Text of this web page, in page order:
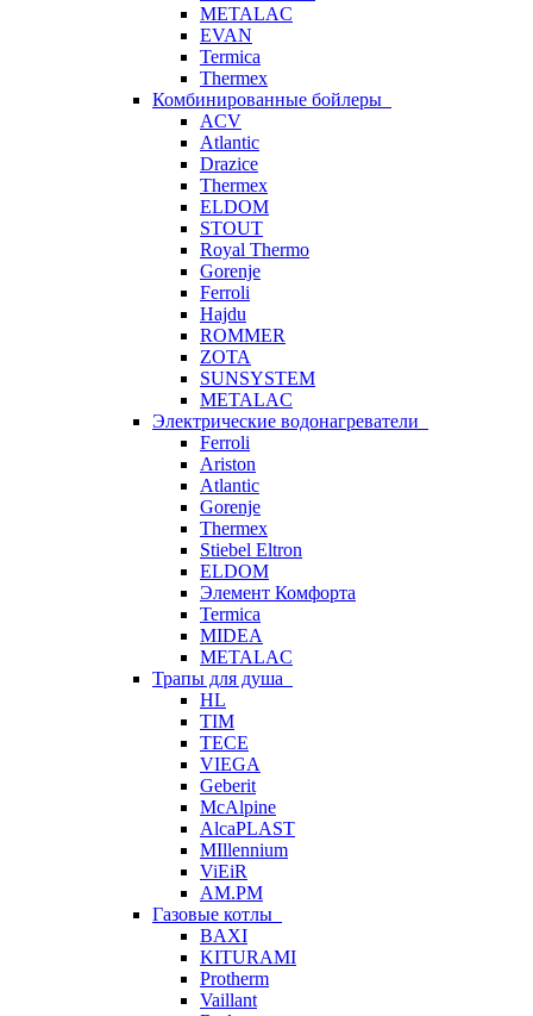
METALAC
EVAN
Termica
Thermex
Комбинированные бойлеры
ACV
Atlantic
Drazice
Thermex
ELDOM
STOUT
Royal Thermo
Gorenje
Ferroli
Hajdu
ROMMER
ZOTA
SUNSYSTEM
METALAC
Электрические водонагреватели
Ferroli
Ariston
Atlantic
Gorenje
Thermex
Stiebel Eltron
ELDOM
Элемент Комфорта
Termica
MIDEA
METALAC
Трапы для душа
HL
TIM
TECE
VIEGA
Geberit
McAlpine
AlcaPLAST
MIllennium
ViEiR
AM.PM
Газовые котлы
BAXI
KITURAMI
Protherm
Vaillant